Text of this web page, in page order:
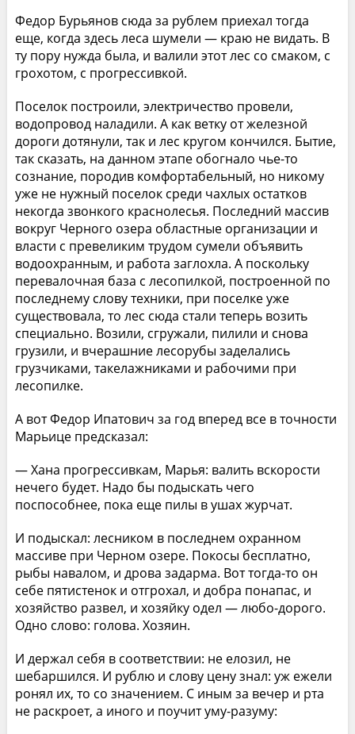
Федор Бурьянов сюда за рублем приехал тогда
еще, когда здесь леса шумели — краю не видать. В
ту пору нужда была, и валили этот лес со смаком, с
грохотом, с прогрессивкой.
Поселок построили, электричество провели,
водопровод наладили. А как ветку от железной
дороги дотянули, так и лес кругом кончился. Бытие,
так сказать, на данном этапе обогнало чье-то
сознание, породив комфортабельный, но никому
уже не нужный поселок среди чахлых остатков
некогда звонкого краснолесья. Последний массив
вокруг Черного озера областные организации и
власти с превеликим трудом сумели объявить
водоохранным, и работа заглохла. А поскольку
перевалочная база с лесопилкой, построенной по
последнему слову техники, при поселке уже
существовала, то лес сюда стали теперь возить
специально. Возили, сгружали, пилили и снова
грузили, и вчерашние лесорубы заделались
грузчиками, такелажниками и рабочими при
лесопилке.
А вот Федор Ипатович за год вперед все в точности
Марьице предсказал:
— Хана прогрессивкам, Марья: валить вскорости
нечего будет. Надо бы подыскать чего
поспособнее, пока еще пилы в ушах журчат.
И подыскал: лесником в последнем охранном
массиве при Черном озере. Покосы бесплатно,
рыбы навалом, и дрова задарма. Вот тогда-то он
себе пятистенок и отгрохал, и добра понапас, и
хозяйство развел, и хозяйку одел — любо-дорого.
Одно слово: голова. Хозяин.
И держал себя в соответствии: не елозил, не
шебаршился. И рублю и слову цену знал: уж ежели
ронял их, то со значением. С иным за вечер и рта
не раскроет, а иного и поучит уму-разуму: